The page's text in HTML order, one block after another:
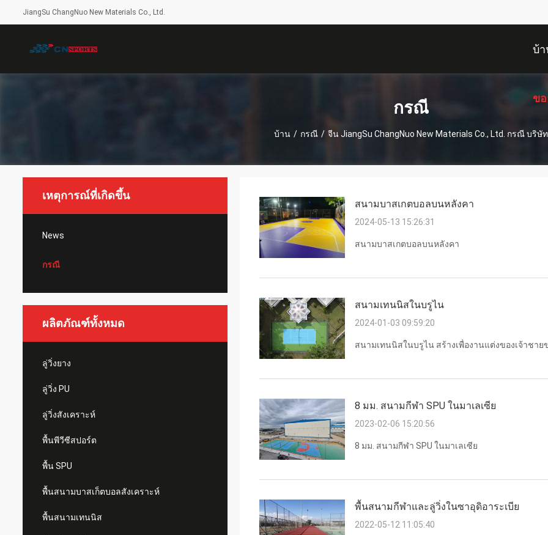
JiangSu ChangNuo New Materials Co., Ltd.
บ้
ขอ
กรณี
บ้าน / กรณี / จีน JiangSu ChangNuo New Materials Co., Ltd. กรณี บริษัท
เหตุการณ์ที่เกิดขึ้น
News
กรณี
ผลิตภัณฑ์ทั้งหมด
ลู่วิ่งยาง
ลู่วิ่ง PU
ลู่วิ่งสังเคราะห์
พื้นพีวีซีสปอร์ต
พื้น SPU
พื้นสนามบาสเก็ตบอลสังเคราะห์
พื้นสนามเทนนิส
สนามบาสเกตบอลบนหลังคา
2024-05-13 15:26:31
สนามบาสเกตบอลบนหลังคา
สนามเทนนิสในบรูไน
2024-01-03 09:59:20
สนามเทนนิสในบรูไน สร้างเพื่องานแต่งของเจ้าชาย
8 มม. สนามกีฬา SPU ในมาเลเซีย
2023-02-06 15:20:56
8 มม. สนามกีฬา SPU ในมาเลเซีย
พื้นสนามกีฬาและลู่วิ่งในซาอุดิอาระเบีย
2022-05-12 11:05:40